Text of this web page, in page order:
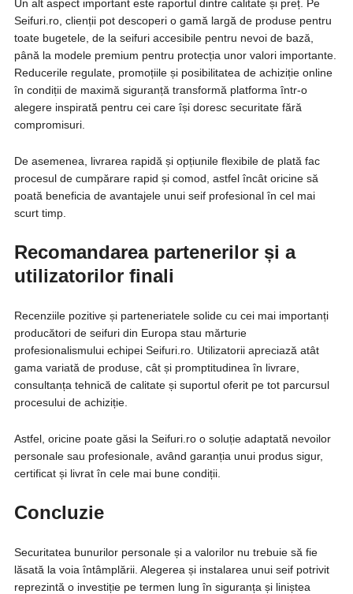
Un alt aspect important este raportul dintre calitate și preț. Pe
Seifuri.ro, clienții pot descoperi o gamă largă de produse pentru
toate bugetele, de la seifuri accesibile pentru nevoi de bază,
până la modele premium pentru protecția unor valori importante.
Reducerile regulate, promoțiile și posibilitatea de achiziție online
în condiții de maximă siguranță transformă platforma într-o
alegere inspirată pentru cei care își doresc securitate fără
compromisuri.
De asemenea, livrarea rapidă și opțiunile flexibile de plată fac
procesul de cumpărare rapid și comod, astfel încât oricine să
poată beneficia de avantajele unui seif profesional în cel mai
scurt timp.
Recomandarea partenerilor și a
utilizatorilor finali
Recenziile pozitive și parteneriatele solide cu cei mai importanți
producători de seifuri din Europa stau mărturie
profesionalismului echipei Seifuri.ro. Utilizatorii apreciază atât
gama variată de produse, cât și promptitudinea în livrare,
consultanța tehnică de calitate și suportul oferit pe tot parcursul
procesului de achiziție.
Astfel, oricine poate găsi la Seifuri.ro o soluție adaptată nevoilor
personale sau profesionale, având garanția unui produs sigur,
certificat și livrat în cele mai bune condiții.
Concluzie
Securitatea bunurilor personale și a valorilor nu trebuie să fie
lăsată la voia întâmplării. Alegerea și instalarea unui seif potrivit
reprezintă o investiție pe termen lung în siguranța și liniștea